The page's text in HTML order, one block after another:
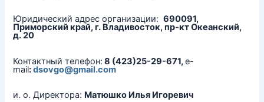
Юридический адрес организации:690091,
Приморский край, г. Владивосток, пр-кт Океанский,
д. 20
Контактный телефон: 8 (423)25-29-671,e-
mail:dsovgo@gmail.com
и. о. Директора: Матюшко Илья Игоревич